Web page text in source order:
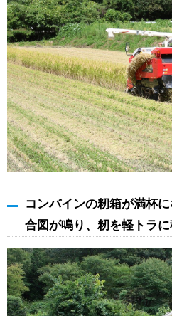
コンバインの籾箱が満杯
合図が鳴り、籾を軽トラ